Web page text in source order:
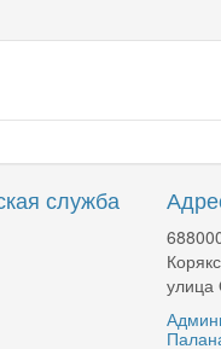
служба
улица